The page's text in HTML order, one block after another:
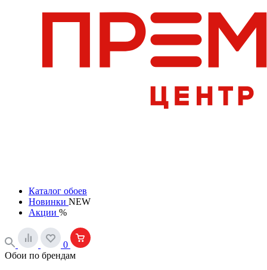
Каталог обоев
Новинки NEW
Акции %
0
Обои по брендам